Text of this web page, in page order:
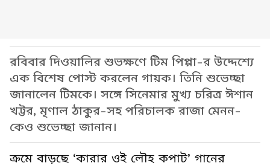
রবিবার দিওয়ালির শুভক্ষণে টিম পিপ্পা-র উদ্দেশ্যে
এক বিশেষ পোস্ট করলেন গায়ক। তিনি শুভেচ্ছা
জানালেন টিমকে। সঙ্গে সিনেমার মুখ্য চরিত্র ঈশান
খট্টর, মৃণাল ঠাকুর-সহ পরিচালক রাজা মেনন-
কেও শুভেচ্ছা জানান।
ক্রমে বাড়ছে ‘কারার ওই লৌহ কপাট’ গানের